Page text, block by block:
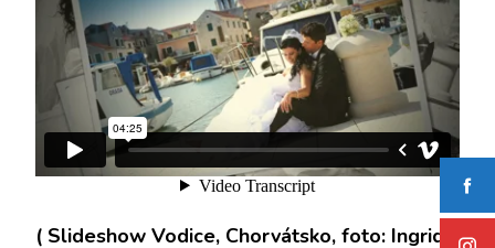
( Slideshow Vodice, Chorvátsko, foto: Ingrid